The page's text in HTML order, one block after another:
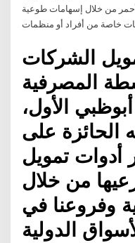
من خلال إسهامات طوعية
الشركات
المصرفية
أبوظبي الأول،
الحائزة على
أدوات تمويل
من خلال
وفروعنا في